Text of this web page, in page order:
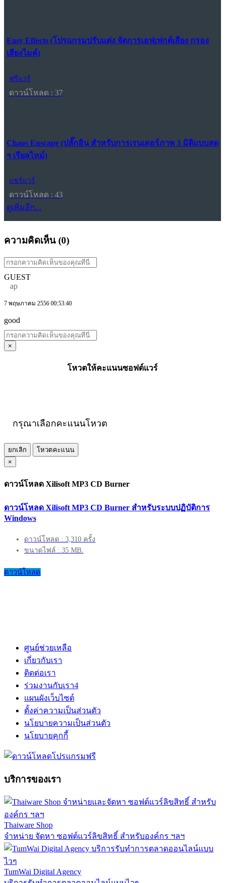
Easy Effects (โปรแกรมปรับแต่ง จัดการเอฟเฟกต์เสียง กรอง
เสียงไมค์)
ฟรีแวร์
ดาวน์โหลด : 37
Chaos Enscape (ปลั๊กอิน สำหรับการเรนเดอร์ภาพ 3 มิติแบบสด
ๆ เรียลไทม์)
แชร์แวร์
ดาวน์โหลด : 43
ดูเพิ่มอีก...
ความคิดเห็น (0)
GUEST
ap
7 พฤษภาคม 2556 00:53:40
good
×
โหวตให้คะแนนซอฟต์แวร์
กรุณาเลือกคะแนนโหวต
ยกเลิก
โหวตคะแนน
×
ดาวน์โหลด Xilisoft MP3 CD Burner
ดาวน์โหลด Xilisoft MP3 CD Burner สำหรับระบบปฏิบัติการ
Windows
ดาวน์โหลด : 3,310 ครั้ง
ขนาดไฟล์ : 35 MB.
ดาวน์โหลด
ศูนย์ช่วยเหลือ
เกี่ยวกับเรา
ติดต่อเรา
ร่วมงานกับเรา4
แผนผังเว็บไซต์
ตั้งค่าความเป็นส่วนตัว
นโยบายความเป็นส่วนตัว
นโยบายคุกกี้
บริการของเรา
Thaiware Shop
จำหน่าย จัดหา ซอฟต์แวร์ลิขสิทธิ์ สำหรับองค์กร ฯลฯ
TumWai Digital Agency